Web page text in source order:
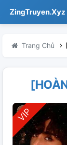
ZingTruyen.Xyz
Trang Chủ